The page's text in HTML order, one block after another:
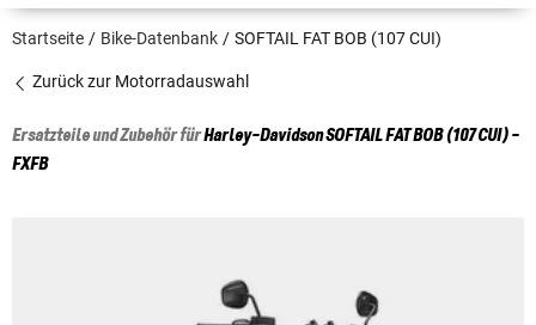
Startseite Bike-Datenbank SOFTAIL FAT BOB (107 CUI)
Zurück zur Motorradauswahl
Ersatzteile und Zubehör fürHarley-DavidsonSOFTAIL FAT BOB (107 CUI) -
FXFB